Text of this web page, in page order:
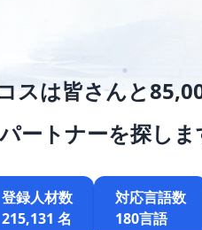
スは皆さんと
ートナーを探しま
登録人材数
215,131 名
対応言語数
180言語